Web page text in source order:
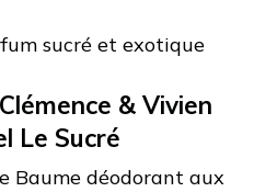
sucré et exotique
& Vivien
Le Sucré
Baume déodorant aux